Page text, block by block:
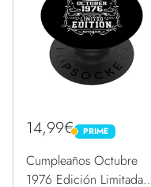
14,99€ PRIME
PRIME
Cumpleaños Octubre
1976 Edición Limitada